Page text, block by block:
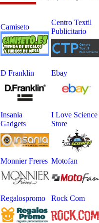
Camiseto
Centro Textil
Publicitario
D Franklin Ebay
Insania
Gadgets
I Love Science
Store
Monnier Freres Motofan
Regalospromo Rock Com